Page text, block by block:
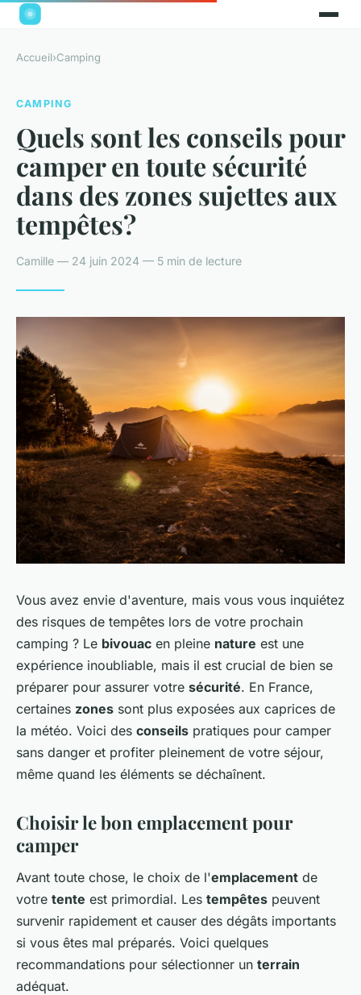
Accueil›Camping
CAMPING
Quels sont les conseils pour
camper en toute sécurité
dans des zones sujettes aux
tempêtes?
Camille — 24 juin 2024 — 5 min de lecture
Vous avez envie d'aventure, mais vous vous inquiétez
des risques de tempêtes lors de votre prochain
camping ? Le bivouac en pleine nature est une
expérience inoubliable, mais il est crucial de bien se
préparer pour assurer votre sécurité. En France,
certaines zones sont plus exposées aux caprices de
la météo. Voici des conseils pratiques pour camper
sans danger et profiter pleinement de votre séjour,
même quand les éléments se déchaînent.
Choisir le bon emplacement pour
camper
Avant toute chose, le choix de l'emplacement de
votre tente est primordial. Les tempêtes peuvent
survenir rapidement et causer des dégâts importants
si vous êtes mal préparés. Voici quelques
recommandations pour sélectionner un terrain
adéquat.